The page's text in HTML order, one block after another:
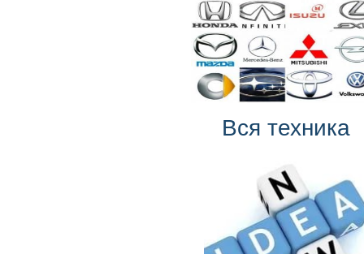
Вся техника